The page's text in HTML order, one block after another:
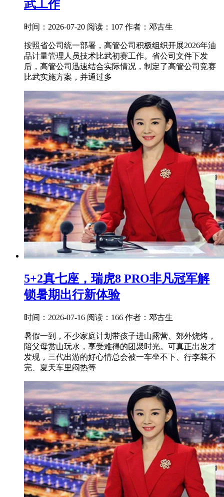
武工作
时间：2026-07-20 阅读：107 作者：邓古生
按照省公司统一部署，高管公司积极组织开展2026年油
品计量管理人员技术比武初赛工作。省公司文件下发
后，高管公司迅速结合实际情况，制定了高管公司竞赛
比武实施方案，并通过多
5+2真七座，瑞虎8 PRO非凡冠军解
锁暑期出行新体验
时间：2026-07-16 阅读：166 作者：邓古生
暑假一到，不少家庭计划带孩子进山露营、郊外烧烤，
陪父母赏山玩水，享受难得的团聚时光。可真正出发才
发现，三代出游的好心情总会被一车坐不下、行李装不
完、夏天车里闷热等